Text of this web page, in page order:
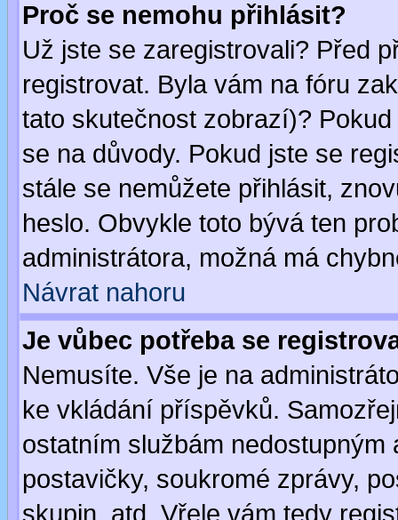
Proč se nemohu přihlásit?
Už jste se zaregistrovali? Před
registrovat. Byla vám na fóru
tato skutečnost zobrazí)?
se na důvody. Pokud jste se
stále se nemůžete přihlásit,
heslo. Obvykle toto bývá ten
administrátora, možná má
Návrat nahoru
Je vůbec potřeba se
Nemusíte. Vše je na
ke vkládání příspěvků.
ostatním službám
postavičky, soukromé zprávy,
skupin, atd. Vřele vám tedy